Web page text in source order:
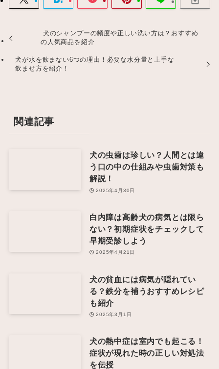
犬のシャンプーの頻度や正しい洗い方は？おすすめ
の人気商品を紹介
犬が水を飲まない6つの理由！必要な水分量と上手な
飲ませ方を紹介！
関連記事
犬の虫歯は珍しい？人間とは違
う口の中の仕組みや虫歯対策も
解説！
2025年4月30日
白内障は高齢犬の病気とは限ら
ない？初期症状をチェックして
早期受診しよう
2025年4月21日
犬の貧血には病気が隠れてい
る？鉄分を補うおすすめレシピ
も紹介
2025年3月1日
犬の熱中症は室内でも起こる！
症状が現れた時の正しい対処法
を伝授